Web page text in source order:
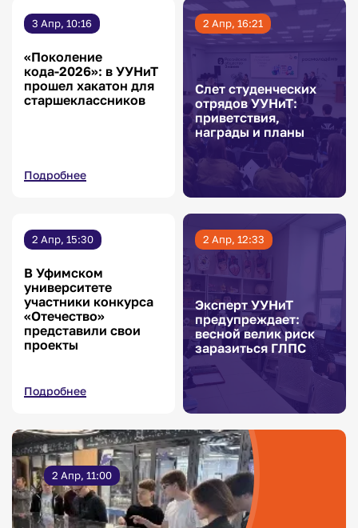
3 Апр, 10:16
«Поколение
кода-2026»: в УУНиТ
прошел хакатон для
старшеклассников
Подробнее
2 Апр, 16:21
Слет студенческих
отрядов УУНиТ:
приветствия,
награды и планы
2 Апр, 15:30
В Уфимском
университете
участники конкурса
«Отечество»
представили свои
проекты
Подробнее
2 Апр, 12:33
Эксперт УУНиТ
предупреждает:
весной велик риск
заразиться ГЛПС
2 Апр, 11:00